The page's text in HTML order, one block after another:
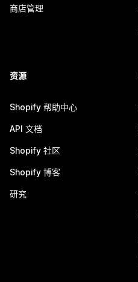
商店管理
资源
Shopify 帮助中心
API 文档
Shopify 社区
Shopify 博客
研究